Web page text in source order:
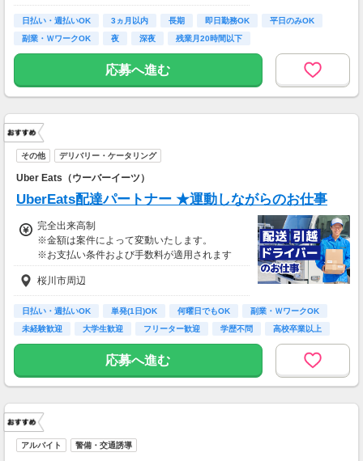
◆月26万以上
月収：264000円（時給1500円×8h×22日)
日払い・週払いOK 3ヵ月以内 長期 即日勤務OK
平日のみOK
副業・ＷワークOK
夜 深夜 残業月20時間以下
応募へ進む
その他 デリバリー・ケータリング
Uber Eats（ウーバーイーツ）
UberEats配達パートナー ★運動しながらのお仕事
完全出来高制
※金額は案件によって変動いたします。
※お支払い条件および手数料が適用されます
桜川市周辺
日払い・週払いOK 単発(1日)OK 何曜日でもOK
副業・ＷワークOK
未経験歓迎
大学生歓迎 フリーター歓迎 学歴不問 高校卒業以上
応募へ進む
アルバイト 警備・交通誘導